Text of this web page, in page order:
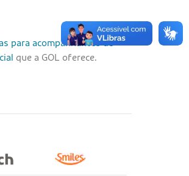
para acompanhantes de
que a GOL oferece.